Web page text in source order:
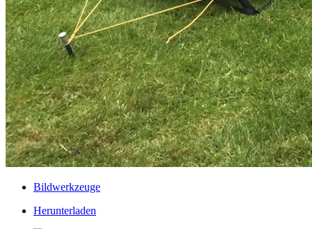
Bildwerkzeuge
Herunterladen